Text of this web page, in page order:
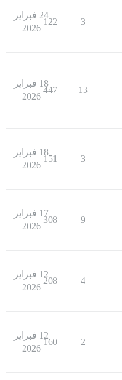
3
122
24 فبراير
2026
13
447
18 فبراير
2026
3
151
18 فبراير
2026
9
308
17 فبراير
2026
4
208
12 فبراير
2026
2
160
12 فبراير
2026